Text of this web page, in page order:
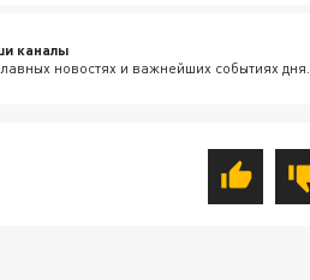
каналы
новостях и важнейших событиях дня.